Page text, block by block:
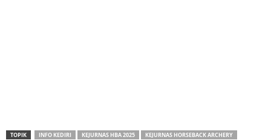
TOPIK INFO KEDIRI KEJURNAS HBA 2025
KEJURNAS HORSEBACK ARCHERY